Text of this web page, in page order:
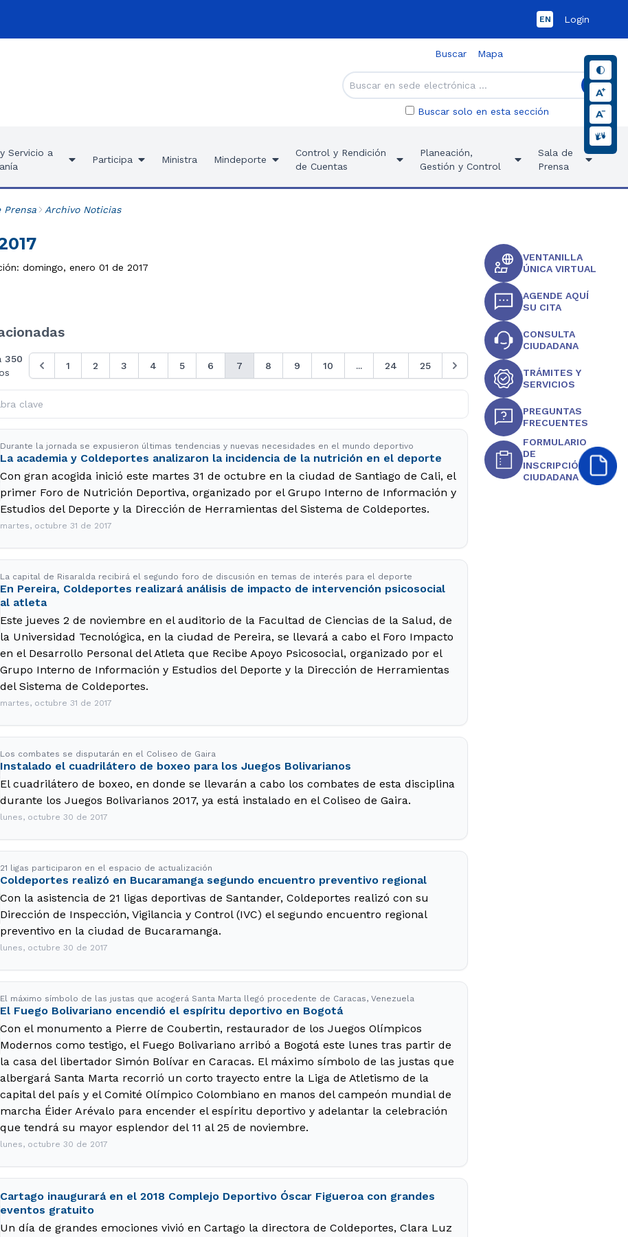
EN Login
Buscar Mapa
Buscar solo en esta sección
Servicio a
Participa Ministra Mindeporte
Control y Rendición
de Cuentas
Planeación,
Gestión y Control
Sala de
Prensa
Prensa Archivo Noticias
domingo, enero 01 de 2017
350
1 2 3 4 5 6 7 8 9 10 ... 24 25
Durante la jornada se expusieron últimas tendencias y nuevas necesidades en el mundo deportivo
La academia y Coldeportes analizaron la incidencia de la nutrición en el deporte
Con gran acogida inició este martes 31 de octubre en la ciudad de Santiago de Cali, el
primer Foro de Nutrición Deportiva, organizado por el Grupo Interno de Información y
Estudios del Deporte y la Dirección de Herramientas del Sistema de Coldeportes.
martes, octubre 31 de 2017
La capital de Risaralda recibirá el segundo foro de discusión en temas de interés para el deporte
En Pereira, Coldeportes realizará análisis de impacto de intervención psicosocial
al atleta
Este jueves 2 de noviembre en el auditorio de la Facultad de Ciencias de la Salud, de
la Universidad Tecnológica, en la ciudad de Pereira, se llevará a cabo el Foro Impacto
en el Desarrollo Personal del Atleta que Recibe Apoyo Psicosocial, organizado por el
Grupo Interno de Información y Estudios del Deporte y la Dirección de Herramientas
del Sistema de Coldeportes.
martes, octubre 31 de 2017
Los combates se disputarán en el Coliseo de Gaira
Instalado el cuadrilátero de boxeo para los Juegos Bolivarianos
El cuadrilátero de boxeo, en donde se llevarán a cabo los combates de esta disciplina
durante los Juegos Bolivarianos 2017, ya está instalado en el Coliseo de Gaira.
lunes, octubre 30 de 2017
21 ligas participaron en el espacio de actualización
Coldeportes realizó en Bucaramanga segundo encuentro preventivo regional
Con la asistencia de 21 ligas deportivas de Santander, Coldeportes realizó con su
Dirección de Inspección, Vigilancia y Control (IVC) el segundo encuentro regional
preventivo en la ciudad de Bucaramanga.
lunes, octubre 30 de 2017
El máximo símbolo de las justas que acogerá Santa Marta llegó procedente de Caracas, Venezuela
El Fuego Bolivariano encendió el espíritu deportivo en Bogotá
Con el monumento a Pierre de Coubertin, restaurador de los Juegos Olímpicos
Modernos como testigo, el Fuego Bolivariano arribó a Bogotá este lunes tras partir de
la casa del libertador Simón Bolívar en Caracas. El máximo símbolo de las justas que
albergará Santa Marta recorrió un corto trayecto entre la Liga de Atletismo de la
capital del país y el Comité Olímpico Colombiano en manos del campeón mundial de
marcha Éider Arévalo para encender el espíritu deportivo y adelantar la celebración
que tendrá su mayor esplendor del 11 al 25 de noviembre.
lunes, octubre 30 de 2017
Cartago inaugurará en el 2018 Complejo Deportivo Óscar Figueroa con grandes
eventos gratuito
Un día de grandes emociones vivió en Cartago la directora de Coldeportes, Clara Luz
VENTANILLA
ÚNICA VIRTUAL
AGENDE AQUÍ
SU CITA
CONSULTA
CIUDADANA
TRÁMITES Y
SERVICIOS
PREGUNTAS
FRECUENTES
FORMULARIO
DE
INSCRIPCIÓN
CIUDADANA